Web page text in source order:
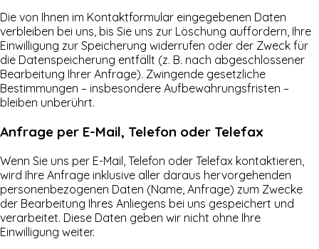
Die von Ihnen im Kontaktformular eingegebenen Daten
verbleiben bei uns, bis Sie uns zur Löschung auffordern, Ihre
Einwilligung zur Speicherung widerrufen oder der Zweck für
die Datenspeicherung entfällt (z. B. nach abgeschlossener
Bearbeitung Ihrer Anfrage). Zwingende gesetzliche
Bestimmungen – insbesondere Aufbewahrungsfristen –
bleiben unberührt.
Anfrage per E-Mail, Telefon oder Telefax
Wenn Sie uns per E-Mail, Telefon oder Telefax kontaktieren,
wird Ihre Anfrage inklusive aller daraus hervorgehenden
personenbezogenen Daten (Name, Anfrage) zum Zwecke
der Bearbeitung Ihres Anliegens bei uns gespeichert und
verarbeitet. Diese Daten geben wir nicht ohne Ihre
Einwilligung weiter.